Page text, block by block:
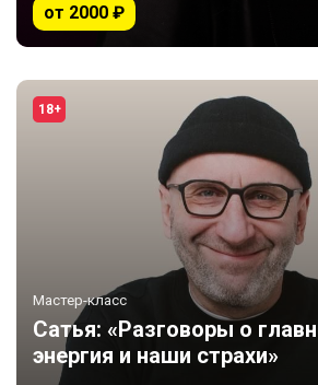
от 2000 ₽
18+
Мастер-класс
Сатья: «Разговоры о
энергия и наши страхи»